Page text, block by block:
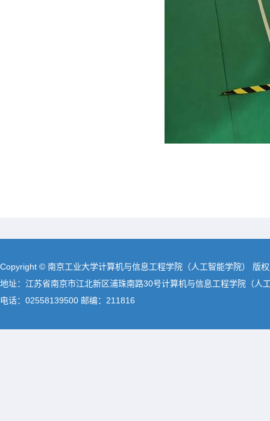
Copyright © 南京工业大学计算机与信息工程学院（人工智能学院） 版
地址：江苏省南京市江北新区浦珠南路30号计算机与信息工程学院（人
电话：02558139500 邮编：211816